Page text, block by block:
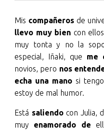
Mis compañeros de
llevo muy bien con
muy tonta y no la
especial, Iñaki, que me
novios, pero nos
echa una mano si
estoy de mal humor.
Está saliendocon Julia,
muy enamorado de